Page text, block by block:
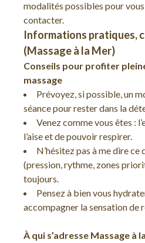
modalités possibles pour
contacter.
Informations pratiques,
(Massage à la Mer)
Conseils pour profiter
massage
Prévoyez, si possible, un
séance pour rester dans la
Venez comme vous êtes :
l’aise et de pouvoir respirer.
N’hésitez pas à me dire ce
(pression, rythme, zones
toujours.
Pensez à bien vous
accompagner la sensation de
À qui s’adresse Massage à